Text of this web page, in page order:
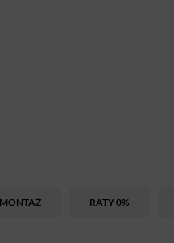
MONTAŻ RATY 0%